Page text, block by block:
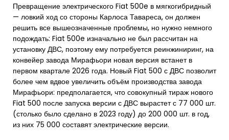
Превращение электрического Fiat 500e в мягкогибридный
— ловкий ход со стороны Карлоса Тавареса, он должен
решить все вышеозначенные проблемы, но нужно немного
подождать: Fiat 500e изначально не был рассчитан на
установку ДВС, поэтому ему потребуется реинжиниринг, на
конвейер завода Мирафьори новая версия встанет в
первом квартале 2026 года. Новый Fiat 500 с ДВС позволит
более чем вдвое увеличить объём производства завода
Мирафьори: предполагается, что совокупный тираж нового
Fiat 500 после запуска версии с ДВС вырастет с 77 000 шт.
(столько было сделано в 2023 году) до 200 000 шт. в год,
из них 75 000 составят электрические версии.